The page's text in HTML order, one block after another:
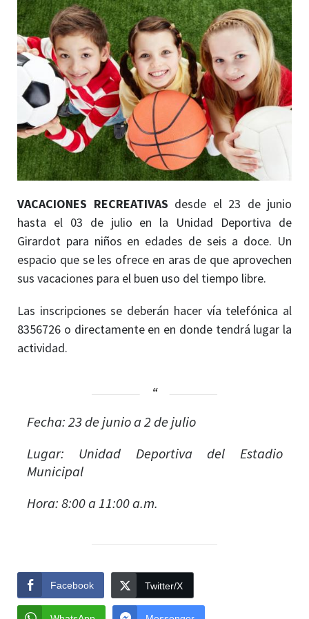
VACACIONES RECREATIVAS desde el 23 de junio
hasta el 03 de julio en la Unidad Deportiva de
Girardot para niños en edades de seis a doce. Un
espacio que se les ofrece en aras de que aprovechen
sus vacaciones para el buen uso del tiempo libre.
Las inscripciones se deberán hacer vía telefónica al
8356726 o directamente en en donde tendrá lugar la
actividad.
Fecha: 23 de junio a 2 de julio
Lugar: Unidad Deportiva del Estadio
Municipal
Hora: 8:00 a 11:00 a.m.
Facebook Twitter/X